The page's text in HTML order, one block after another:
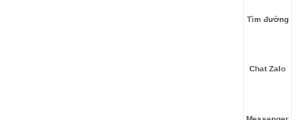
Tìm đường
Chat Zalo